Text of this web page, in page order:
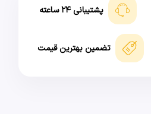
پشتیبانی ۲۴ ساعته
تضمین بهترین قیمت